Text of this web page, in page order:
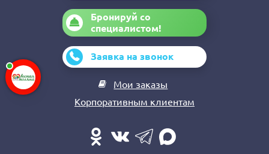
Бронируй со
специалистом!
Заявка на звонок
Мои заказы
Корпоративным клиентам